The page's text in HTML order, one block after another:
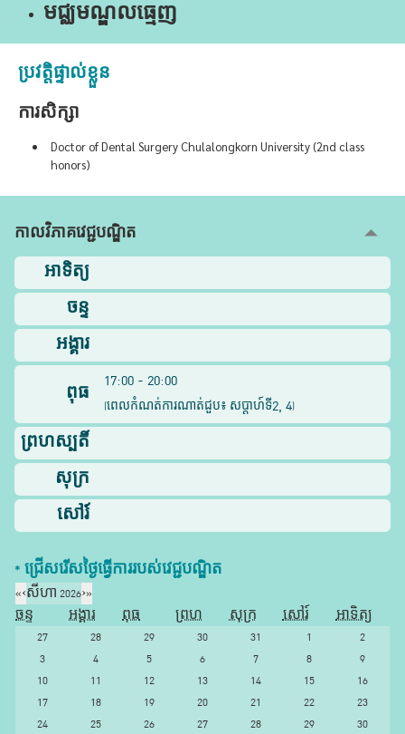
មជ្ឈមណ្ឌលធ្មេញ
ប្រវត្តិផ្ទាល់ខ្លួន
ការសិក្សា
Doctor of Dental Surgery Chulalongkorn University (2nd class
honors)
កាលវិភាគវេជ្ជបណ្ឌិត
អាទិត្យ
ចន្ទ
អង្គារ
ពុធ
17:00 - 20:00
(ពេលកំណត់ការណាត់ជួប៖ សប្តាហ៍ទី2, 4)
ព្រហស្បតិ៍
សុក្រ
សៅរ៍
* ជ្រើសរើស​ថ្ងៃ​ធ្វើការ​របស់​វេជ្ជបណ្ឌិត​
«‹សីហា 2026›»
ចន្ទ
អង្គារ ពុធ ព្រហ សុក្រ សៅរ៍
អាទិត្យ
27
28 29 30 31 1
2
3
4 5 6 7 8
9
10
11 12 13 14 15
16
17
18 19 20 21 22
23
24
25 26 27 28 29
30